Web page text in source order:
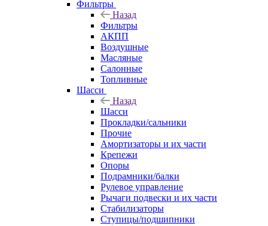
Фильтры
Назад
Фильтры
АКПП
Воздушные
Масляные
Салонные
Топливные
Шасси
Назад
Шасси
Прокладки/сальники
Прочие
Амортизаторы и их части
Крепежи
Опоры
Подрамники/балки
Рулевое управление
Рычаги подвески и их части
Стабилизаторы
Ступицы/подшипники